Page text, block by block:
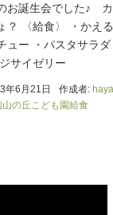
お誕生会でした♪
？ 〈給食〉 ・かえ
ュー ・パスタサラダ
サイゼリー
年6月21日 作成者:
山の丘こども園給食